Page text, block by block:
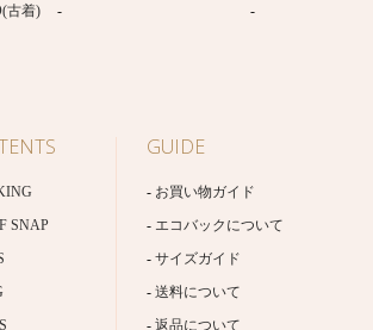
古着)
SNAP
GUIDE
お買い物ガイド
エコバックについて
サイズガイド
送料について
返品について